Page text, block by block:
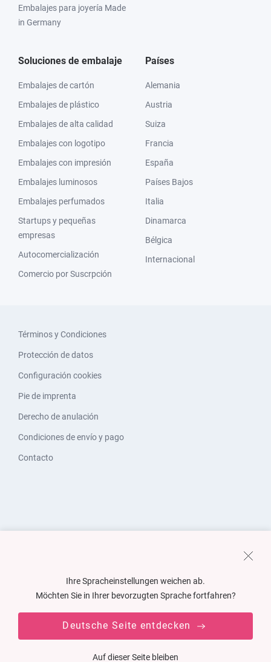
Embalajes para joyería Made
in Germany
Soluciones de embalaje
Embalajes de cartón
Embalajes de plástico
Embalajes de alta calidad
Embalajes con logotipo
Embalajes con impresión
Embalajes luminosos
Embalajes perfumados
Startups y pequeñas
empresas
Autocomercialización
Comercio por Suscrpción
Países
Alemania
Austria
Suiza
Francia
España
Países Bajos
Italia
Dinamarca
Bélgica
Internacional
Términos y Condiciones
Protección de datos
Configuración cookies
Pie de imprenta
Derecho de anulación
Condiciones de envío y pago
Contacto
Ihre Spracheinstellungen weichen ab.
Möchten Sie in Ihrer bevorzugten Sprache fortfahren?
Deutsche Seite entdecken
Auf dieser Seite bleiben